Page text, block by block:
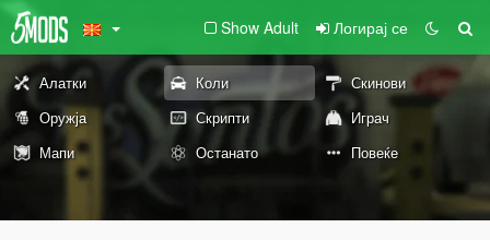
Show Adult Логирај се
Алатки Коли
Скинови
Оружја
Скрипти
Играч
Мапи
Останато Повеќе